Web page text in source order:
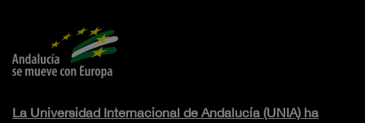
La Universidad Internacional de Andalucía (UNIA) ha